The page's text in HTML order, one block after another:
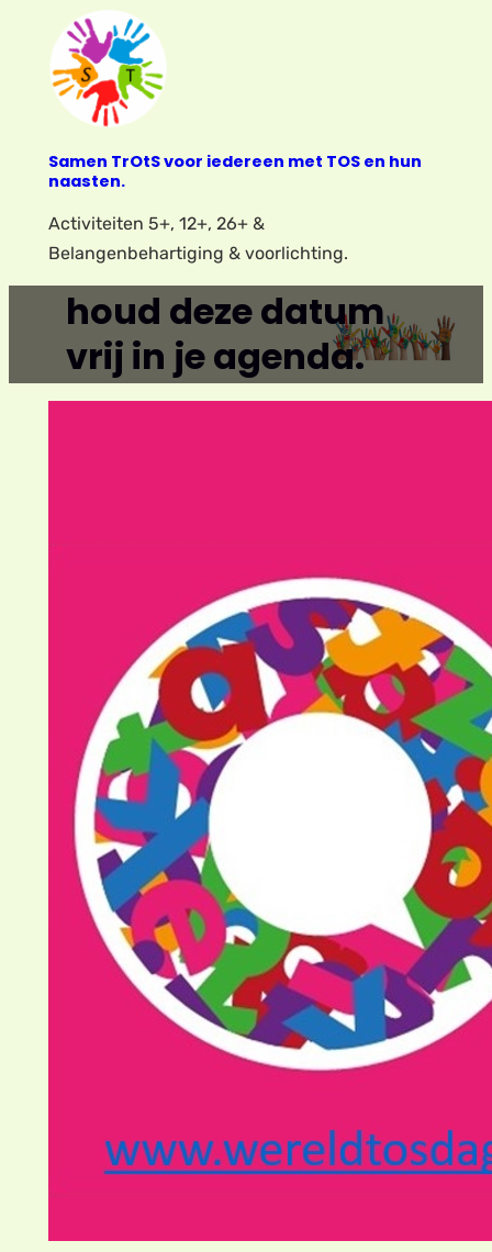
inhoud
Samen TrOtS voor iedereen met TOS en hun
naasten.
Activiteiten 5+, 12+, 26+ &
Belangenbehartiging & voorlichting.
houd deze datum
vrij in je agenda.